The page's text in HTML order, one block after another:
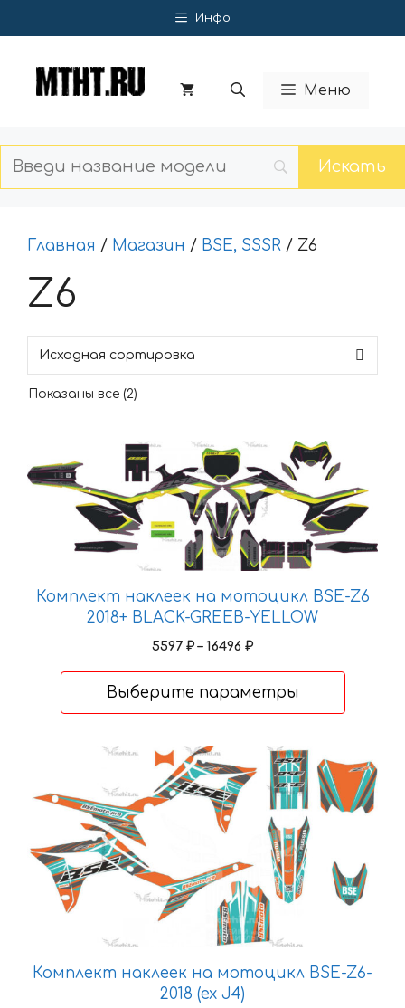
к
Инфо
Меню
Главная / Магазин / BSE, SSSR / Z6
Z6
Показаны все (2)
Комплект наклеек на мотоцикл BSE-Z6
2018+ BLACK-GREEB-YELLOW
5597 ₽ – 16496 ₽Диапазон
–
Выберите параметры
товар
имеет
несколько
вариаций.
можно
выбрать
товара.
Комплект наклеек на мотоцикл BSE-Z6-
2018 (ex J4)
имеет
несколько
вариаций.
Опции
можно
выбрать
товара.